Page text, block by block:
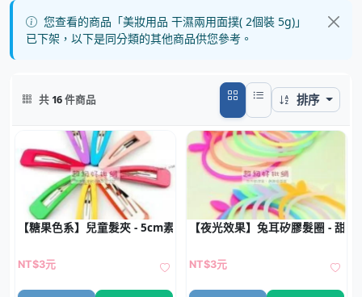
您查看的商品「美妝用品 干濕兩用面撲( 2個裝 5g)」
已下架，以下是同分類的其他商品供您參考。
共 16件商品 排序
【糖果色系】兒童髮夾 - 5cm素色BB夾
NT$3元
【夜光效果】兔耳矽膠髮圈 - 甜
NT$3元